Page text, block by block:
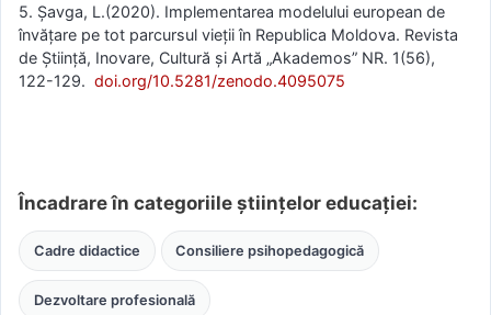
5. Șavga, L.(2020). Implementarea modelului european de
învăţare pe tot parcursul vieţii în Republica Moldova. Revista
de Știință, Inovare, Cultură și Artă „Akademos” NR. 1(56),
122-129. doi.org/10.5281/zenodo.4095075
Încadrare în categoriile științelor educației:
Cadre didactice Consiliere psihopedagogică
Dezvoltare profesională